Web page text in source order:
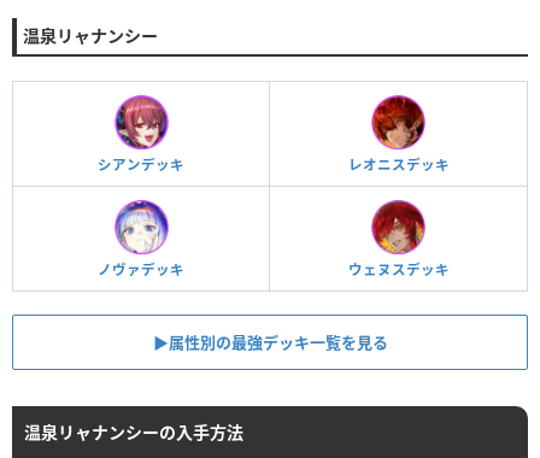
温泉リャナンシー
シアンデッキ レオニスデッキ
ノヴァデッキ ウェヌスデッキ
▶︎属性別の最強デッキ一覧を見る
温泉リャナンシーの入手方法